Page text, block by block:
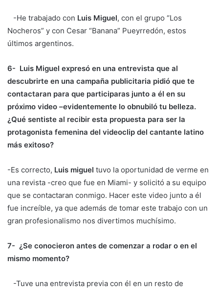
-He trabajado con Luis Miguel, con el grupo “Los
Nocheros” y con Cesar “Banana” Pueyrredón, estos
últimos argentinos.
6- Luis Miguel expresó en una entrevista que al
descubrirte en una campaña publicitaria pidió que te
contactaran para que participaras junto a él en su
próximo video –evidentemente lo obnubiló tu belleza.
¿Qué sentiste al recibir esta propuesta para ser la
protagonista femenina del videoclip del cantante latino
más exitoso?
-Es correcto, Luis miguel tuvo la oportunidad de verme en
una revista -creo que fue en Miami- y solicitó a su equipo
que se contactaran conmigo. Hacer este video junto a él
fue increíble, ya que además de tomar este trabajo con un
gran profesionalismo nos divertimos muchísimo.
7- ¿Se conocieron antes de comenzar a rodar o en el
mismo momento?
-Tuve una entrevista previa con él en un resto de